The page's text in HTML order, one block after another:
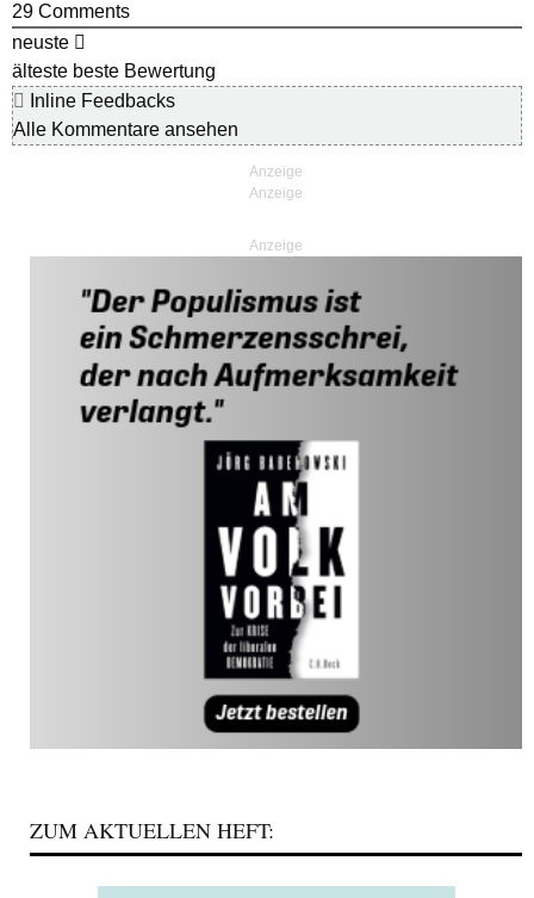
29 Comments
neuste
älteste beste Bewertung
Inline Feedbacks
Alle Kommentare ansehen
Anzeige
ZUM AKTUELLEN HEFT: